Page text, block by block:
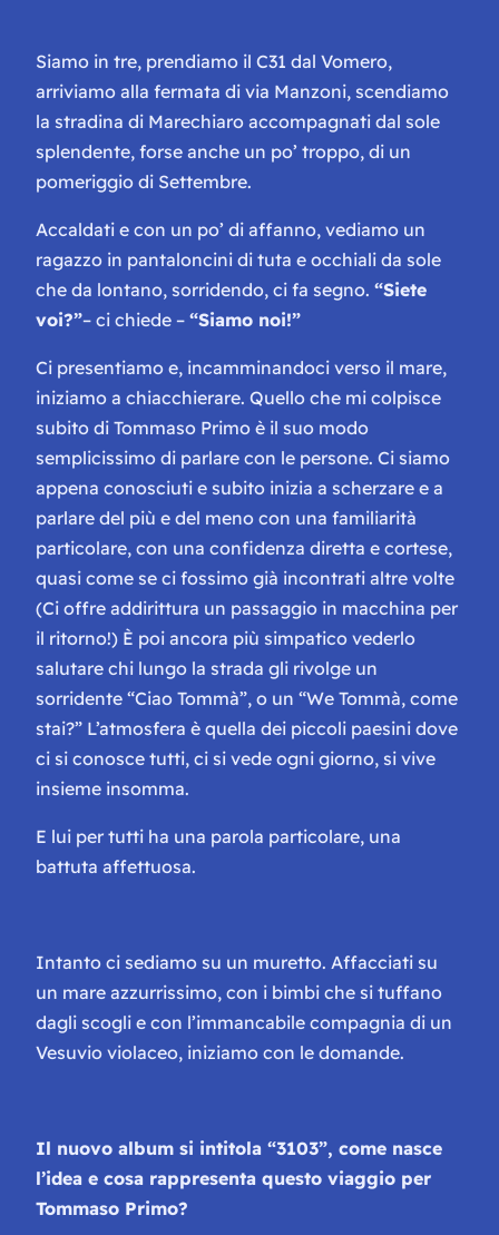
Siamo in tre, prendiamo il C31 dal Vomero,
arriviamo alla fermata di via Manzoni, scendiamo
la stradina di Marechiaro accompagnati dal sole
splendente, forse anche un po’ troppo, di un
pomeriggio di Settembre.
Accaldati e con un po’ di affanno, vediamo un
ragazzo in pantaloncini di tuta e occhiali da sole
che da lontano, sorridendo, ci fa segno. “Siete
voi?”– ci chiede – “Siamo noi!”
Ci presentiamo e, incamminandoci verso il mare,
iniziamo a chiacchierare. Quello che mi colpisce
subito di Tommaso Primo è il suo modo
semplicissimo di parlare con le persone. Ci siamo
appena conosciuti e subito inizia a scherzare e a
parlare del più e del meno con una familiarità
particolare, con una confidenza diretta e cortese,
quasi come se ci fossimo già incontrati altre volte
(Ci offre addirittura un passaggio in macchina per
il ritorno!) È poi ancora più simpatico vederlo
salutare chi lungo la strada gli rivolge un
sorridente “Ciao Tommà”, o un “We Tommà, come
stai?” L’atmosfera è quella dei piccoli paesini dove
ci si conosce tutti, ci si vede ogni giorno, si vive
insieme insomma.
E lui per tutti ha una parola particolare, una
battuta affettuosa.
Intanto ci sediamo su un muretto. Affacciati su
un mare azzurrissimo, con i bimbi che si tuffano
dagli scogli e con l’immancabile compagnia di un
Vesuvio violaceo, iniziamo con le domande.
Il nuovo album si intitola “3103”, come nasce
l’idea e cosa rappresenta questo viaggio per
Tommaso Primo?